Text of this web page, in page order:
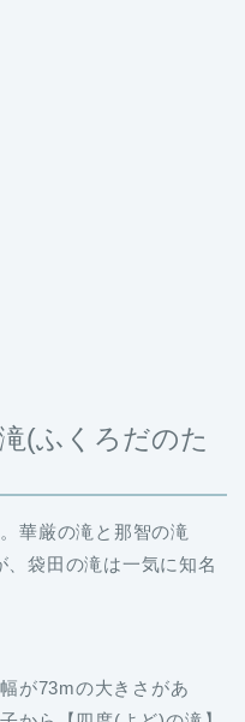
(ふくろだのた
華厳の滝と那智の滝
袋田の滝は一気に知名
が73mの大きさがあ